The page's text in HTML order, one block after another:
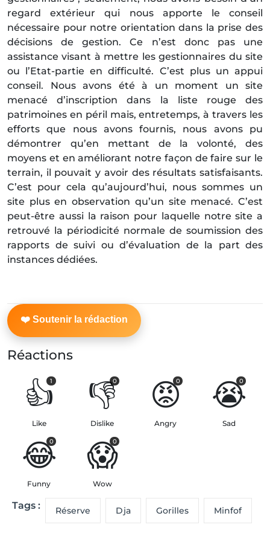
regard extérieur qui nous apporte le conseil
nécessaire pour notre orientation dans la prise des
décisions de gestion. Ce n’est donc pas une
assistance visant à mettre les gestionnaires du site
ou l’Etat-partie en difficulté. C’est plus un appui
conseil. Nous avons été à un moment un site
menacé d’inscription dans la liste rouge des
patrimoines en péril mais, entretemps, à travers les
efforts que nous avons fournis, nous avons pu
démontrer qu’en mettant de la volonté, des
moyens et en améliorant notre façon de faire sur le
terrain, il pouvait y avoir des résultats satisfaisants.
C’est pour cela qu’aujourd’hui, nous sommes un
site plus en observation qu’un site menacé. C’est
peut-être aussi la raison pour laquelle notre site a
retrouvé la périodicité normale de soumission des
rapports de suivi ou d’évaluation de la part des
instances dédiées.
Réactions
👍
1
Like
👎
0
Dislike
😡
0
Angry
😭
0
Sad
😂
0
Funny
😱
0
Wow
Tags : Réserve Dja Gorilles Minfof